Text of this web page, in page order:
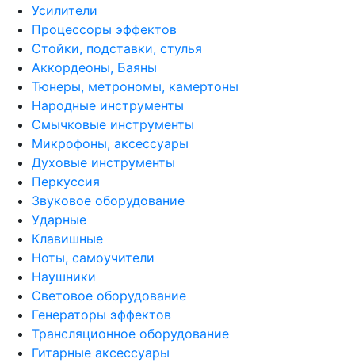
Усилители
Процессоры эффектов
Стойки, подставки, стулья
Аккордеоны, Баяны
Тюнеры, метрономы, камертоны
Народные инструменты
Смычковые инструменты
Микрофоны, аксессуары
Духовые инструменты
Перкуссия
Звуковое оборудование
Ударные
Клавишные
Ноты, самоучители
Наушники
Световое оборудование
Генераторы эффектов
Трансляционное оборудование
Гитарные аксессуары